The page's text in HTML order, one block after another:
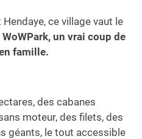
ce village vaut le
WoWPark, un vrai coup de
famille.
des cabanes
moteur, des filets, des
géants, le tout accessible